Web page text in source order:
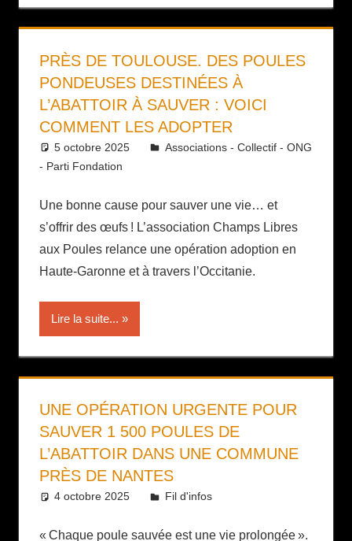
PRÈS DE TOULOUSE. DES POULES
PONDEUSES DESTINÉES À
L’ABATTOIR À SAUVER : VOICI
COMMENT LES ADOPTER
5 octobre 2025 Daniel
Associations - Collectif - ONG
- Parti Fondation
Une bonne cause pour sauver une vie… et
s’offrir des œufs ! L’association Champs Libres
aux Poules relance une opération adoption en
Haute-Garonne et à travers l’Occitanie.
Lire la suite...
UNE OPÉRATION URGENTE POUR
SAUVER 1 500 POULES DE
L’ABATTOIR DANS UNE COMMUNE
PRÈS DE NANTES
4 octobre 2025 Daniel
Fil d'infos
« Chaque poule sauvée est une vie prolongée ».